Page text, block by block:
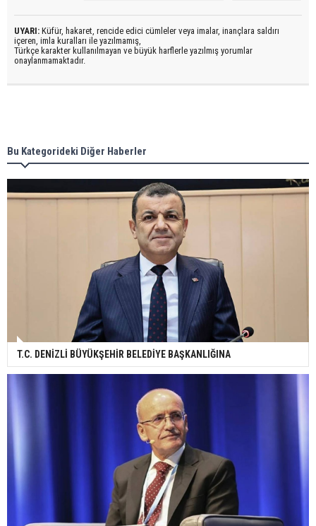
UYARI: Küfür, hakaret, rencide edici cümleler veya imalar, inançlara saldırı
içeren, imla kuralları ile yazılmamış,
Türkçe karakter kullanılmayan ve büyük harflerle yazılmış yorumlar
onaylanmamaktadır.
Bu Kategorideki Diğer Haberler
T.C. DENİZLİ BÜYÜKŞEHİR BELEDİYE BAŞKANLIĞINA